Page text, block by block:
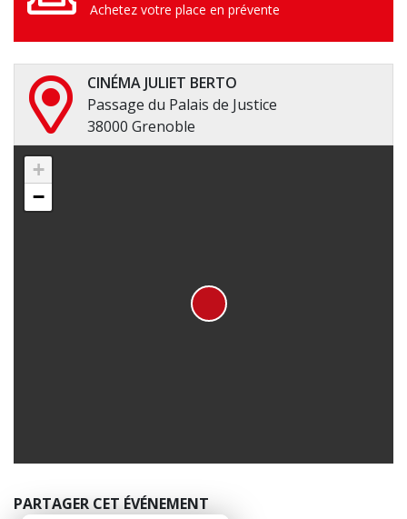
Achetez votre place en prévente
CINÉMA JULIET BERTO
Passage du Palais de Justice
38000 Grenoble
+
−
PARTAGER CET ÉVÉNEMENT